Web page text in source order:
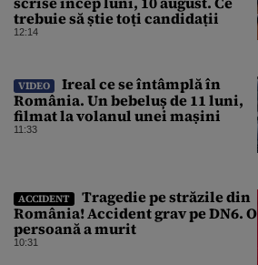
trebuie să știe toți candidații
12:14
VIDEO
Ireal ce se întâmplă în
România. Un bebeluș de 11 luni,
filmat la volanul unei mașini
11:33
ACCIDENT
Tragedie pe străzile din
România! Accident grav pe DN6. O
persoană a murit
10:31